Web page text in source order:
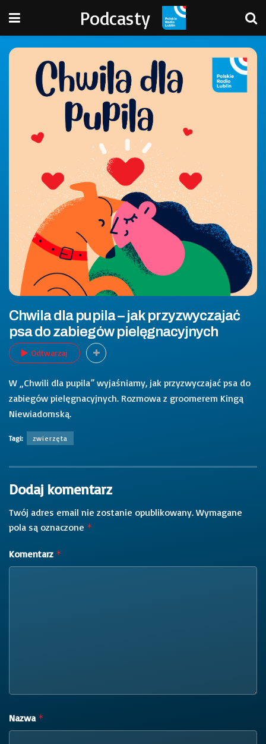
Podcasty
Chwila dla pupila – jak przyzwyczajać
psa do zabiegów pielęgnacyjnych
Odtwarzaj
W „Chwili dla pupila” wyjaśniamy, jak przyzwyczajać psa do
zabiegów pielęgnacyjnych. Rozmowa z groomerem Kingą
Niewiadomską.
Tagi: zwierzęta
Dodaj komentarz
Twój adres email nie zostanie opublikowany. Wymagane
pola są oznaczone *
Komentarz *
Nazwa *